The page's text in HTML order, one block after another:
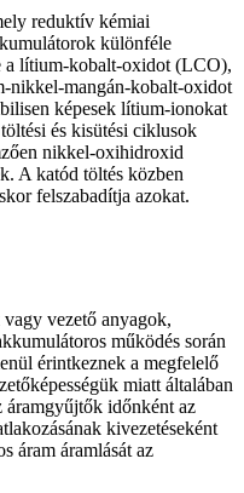
reduktív kémiai
különféle
a lítium-kobalt-oxidot (LCO),
nikkel-mangán-kobalt-oxidot
képesek lítium-ionokat
és kisütési ciklusok
nikkel-oxihidroxid
A katód töltés közben
felszabadítja azokat.
vezető anyagok,
működés során
érintkeznek a megfelelő
miatt általában
időnként az
kivezetéseként
áram áramlását az